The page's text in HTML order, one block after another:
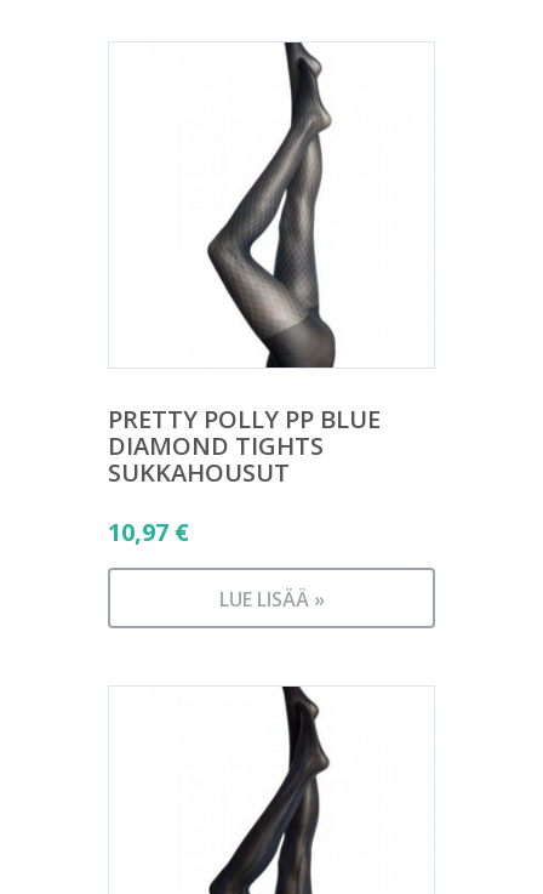
PRETTY POLLY PP BLUE
DIAMOND TIGHTS
SUKKAHOUSUT
10,97 €
LUE LISÄÄ »